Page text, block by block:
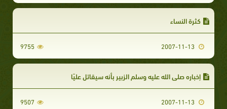
كثرة النساء
9755
إخباره صلى الله عليه وسلم الزبير بأنه سيقاتل عليًا
9507